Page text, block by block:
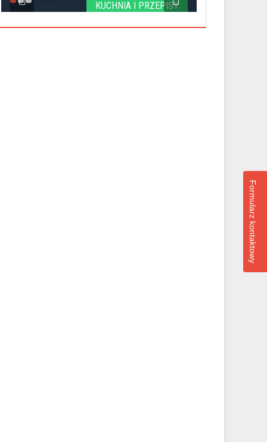
KUCHNIA I PRZEPISY
Formularz kontaktowy